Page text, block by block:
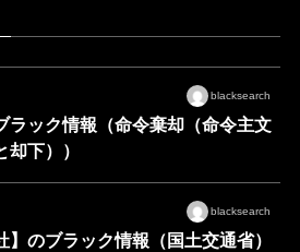
blacksearch
ラック情報（命令棄却（命令主文
下））
blacksearch
】のブラック情報（国土交通省）